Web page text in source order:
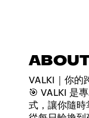
VALKI｜你的
🎯 VALKI 是
式，讓你隨時